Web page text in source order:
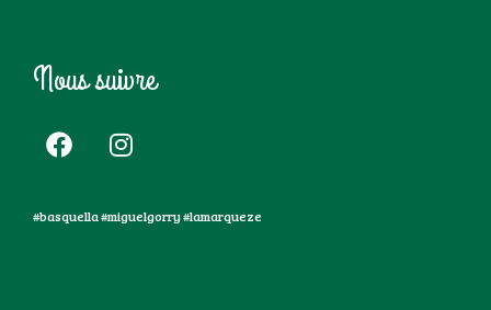
Nous suivre
#basquella #miguelgorry #lamarqueze